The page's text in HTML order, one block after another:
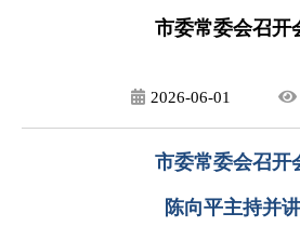
市委常委会召开
2026-06-01
市委常委会召开
陈向平主持并